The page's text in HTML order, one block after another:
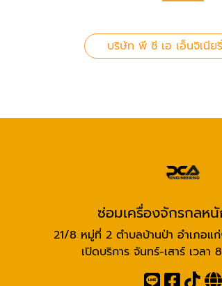
บริษัท พี ซี เอ เอ็นจิเนีย
ซ่อมเครื่องจักรกลห
21/8 หมู่ที่ 2 ตำบลบ้านป่า อำเภอแก่
เปิดบริการ จันทร์-เสาร์ เวลา